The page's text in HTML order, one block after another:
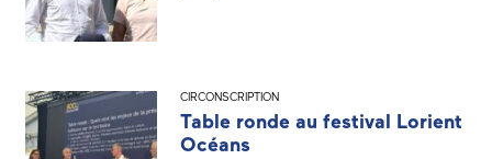
CIRCONSCRIPTION
Table ronde au festival Lorient
Océans